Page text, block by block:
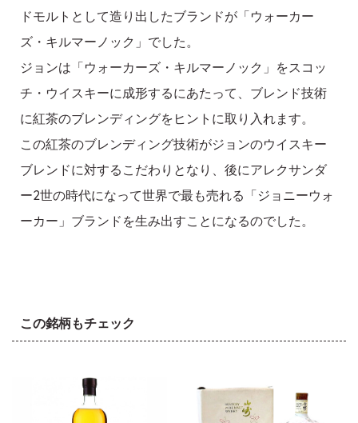
ドモルトとして造り出したブランドが「ウォーカー
ズ・キルマーノック」でした。
ジョンは「ウォーカーズ・キルマーノック」をスコッ
チ・ウイスキーに成形するにあたって、ブレンド技術
に紅茶のブレンディングをヒントに取り入れます。
この紅茶のブレンディング技術がジョンのウイスキー
ブレンドに対するこだわりとなり、後にアレクサンダ
ー2世の時代になって世界で最も売れる「ジョニーウォ
ーカー」ブランドを生み出すことになるのでした。
この銘柄もチェック